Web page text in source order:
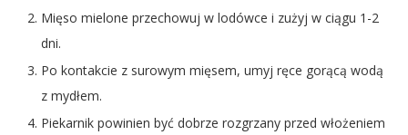
Mięso mielone przechowuj w lodówce i zużyj w ciągu 1-2
dni.
Po kontakcie z surowym mięsem, umyj ręce gorącą wodą
z mydłem.
Piekarnik powinien być dobrze rozgrzany przed włożeniem